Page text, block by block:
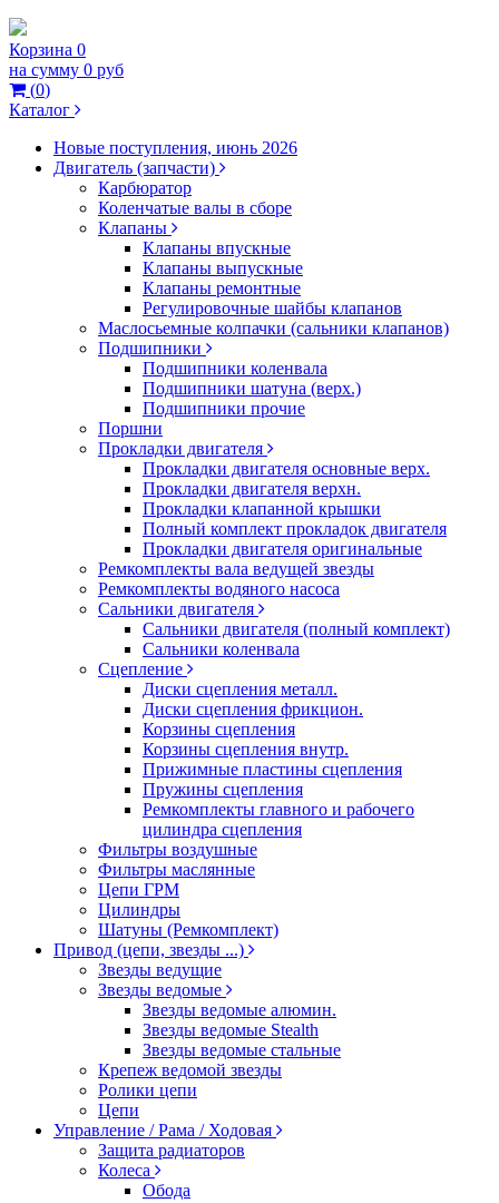
Корзина 0
на сумму 0 руб
(0)
Каталог
Новые поступления, июнь 2026
Двигатель (запчасти)
Карбюратор
Коленчатые валы в сборе
Клапаны
Клапаны впускные
Клапаны выпускные
Клапаны ремонтные
Регулировочные шайбы клапанов
Маслосьемные колпачки (сальники клапанов)
Подшипники
Подшипники коленвала
Подшипники шатуна (верх.)
Подшипники прочие
Поршни
Прокладки двигателя
Прокладки двигателя основные верх.
Прокладки двигателя верхн.
Прокладки клапанной крышки
Полный комплект прокладок двигателя
Прокладки двигателя оригинальные
Ремкомплекты вала ведущей звезды
Ремкомплекты водяного насоса
Сальники двигателя
Сальники двигателя (полный комплект)
Сальники коленвала
Сцепление
Диски сцепления металл.
Диски сцепления фрикцион.
Корзины сцепления
Корзины сцепления внутр.
Прижимные пластины сцепления
Пружины сцепления
Ремкомплекты главного и рабочего
цилиндра сцепления
Фильтры воздушные
Фильтры маслянные
Цепи ГРМ
Цилиндры
Шатуны (Ремкомплект)
Привод (цепи, звезды ...)
Звезды ведущие
Звезды ведомые
Звезды ведомые алюмин.
Звезды ведомые Stealth
Звезды ведомые стальные
Крепеж ведомой звезды
Ролики цепи
Цепи
Управление / Рама / Ходовая
Защита радиаторов
Колеса
Обода